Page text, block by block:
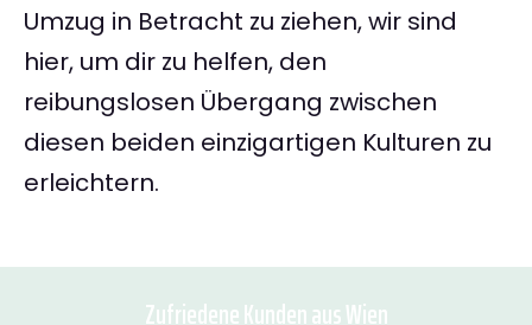
Umzug in Betracht zu ziehen, wir sind
hier, um dir zu helfen, den
reibungslosen Übergang zwischen
diesen beiden einzigartigen Kulturen zu
erleichtern.
Zufriedene Kunden aus Wien